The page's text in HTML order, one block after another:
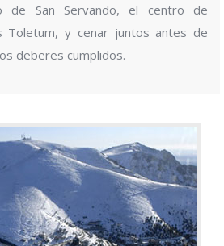
de San Servando, el centro de
Toletum, y cenar juntos antes de
deberes cumplidos.